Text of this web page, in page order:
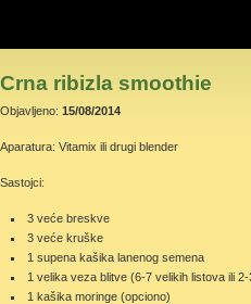
Crna ribizla smoothie
Objavljeno: 15/08/2014
Aparatura: Vitamix ili drugi blender
Sastojci:
3 veće breskve
3 veće kruške
1 supena kašika lanenog semena
1 velika veza blitve (6-7 velikih listova ili
1 kašika moringe (opciono)